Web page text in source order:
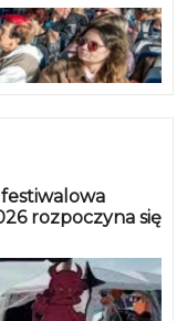
rozpoczyna się